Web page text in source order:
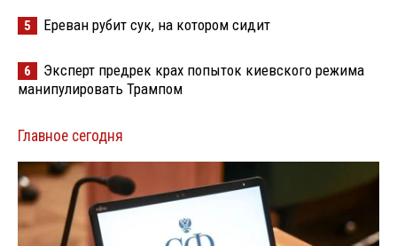
5 Ереван рубит сук, на котором сидит
6
Эксперт предрек крах попыток киевского режима
манипулировать Трампом
Главное сегодня